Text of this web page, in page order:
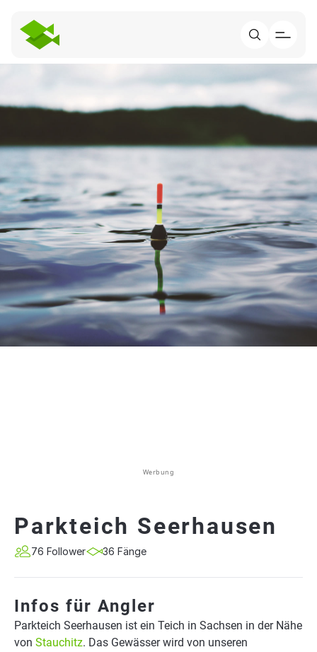
Werbung
Parkteich Seerhausen
76 Follower 36 Fänge
Infos für Angler
Parkteich Seerhausen ist ein Teich in Sachsen in der Nähe
von Stauchitz. Das Gewässer wird von unseren